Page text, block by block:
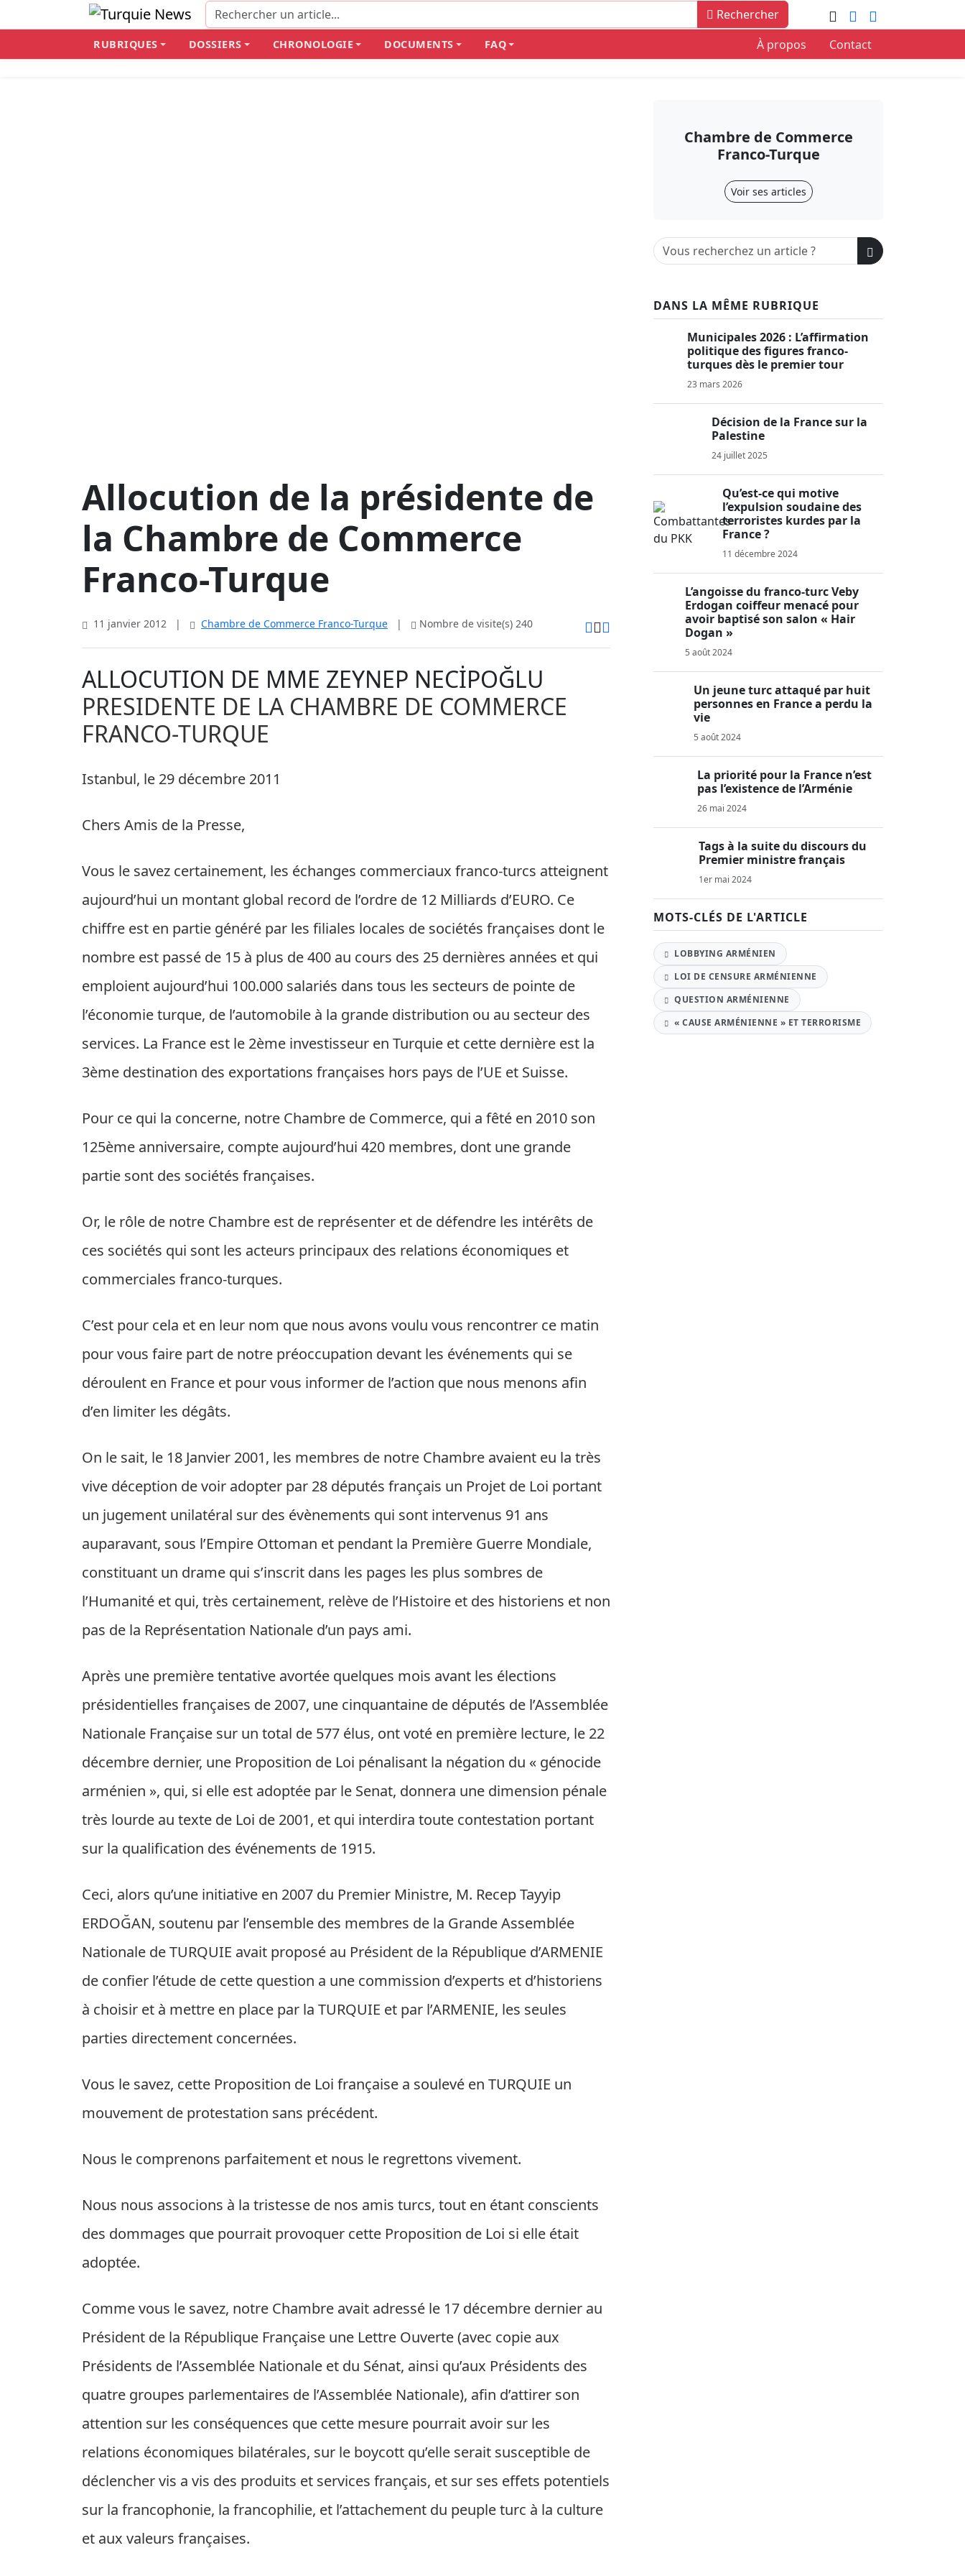
Rechercher
RUBRIQUES DOSSIERS CHRONOLOGIE DOCUMENTS FAQ À propos Contact
Allocution de la présidente de
la Chambre de Commerce
Franco-Turque
11 janvier 2012 | Chambre de Commerce Franco-Turque | Nombre de visite(s) 240
ALLOCUTION DE MME ZEYNEP NECİPOĞLU
PRESIDENTE DE LA CHAMBRE DE COMMERCE
FRANCO-TURQUE
Istanbul, le 29 décembre 2011
Chers Amis de la Presse,
Vous le savez certainement, les échanges commerciaux franco-turcs atteignent
aujourd’hui un montant global record de l’ordre de 12 Milliards d’EURO. Ce
chiffre est en partie généré par les filiales locales de sociétés françaises dont le
nombre est passé de 15 à plus de 400 au cours des 25 dernières années et qui
emploient aujourd’hui 100.000 salariés dans tous les secteurs de pointe de
l’économie turque, de l’automobile à la grande distribution ou au secteur des
services. La France est le 2ème investisseur en Turquie et cette dernière est la
3ème destination des exportations françaises hors pays de l’UE et Suisse.
Pour ce qui la concerne, notre Chambre de Commerce, qui a fêté en 2010 son
125ème anniversaire, compte aujourd’hui 420 membres, dont une grande
partie sont des sociétés françaises.
Or, le rôle de notre Chambre est de représenter et de défendre les intérêts de
ces sociétés qui sont les acteurs principaux des relations économiques et
commerciales franco-turques.
C’est pour cela et en leur nom que nous avons voulu vous rencontrer ce matin
pour vous faire part de notre préoccupation devant les événements qui se
déroulent en France et pour vous informer de l’action que nous menons afin
d’en limiter les dégâts.
On le sait, le 18 Janvier 2001, les membres de notre Chambre avaient eu la très
vive déception de voir adopter par 28 députés français un Projet de Loi portant
un jugement unilatéral sur des évènements qui sont intervenus 91 ans
auparavant, sous l’Empire Ottoman et pendant la Première Guerre Mondiale,
constituant un drame qui s’inscrit dans les pages les plus sombres de
l’Humanité et qui, très certainement, relève de l’Histoire et des historiens et non
pas de la Représentation Nationale d’un pays ami.
Après une première tentative avortée quelques mois avant les élections
présidentielles françaises de 2007, une cinquantaine de députés de l’Assemblée
Nationale Française sur un total de 577 élus, ont voté en première lecture, le 22
décembre dernier, une Proposition de Loi pénalisant la négation du « génocide
arménien », qui, si elle est adoptée par le Senat, donnera une dimension pénale
très lourde au texte de Loi de 2001, et qui interdira toute contestation portant
sur la qualification des événements de 1915.
Ceci, alors qu’une initiative en 2007 du Premier Ministre, M. Recep Tayyip
ERDOĞAN, soutenu par l’ensemble des membres de la Grande Assemblée
Nationale de TURQUIE avait proposé au Président de la République d’ARMENIE
de confier l’étude de cette question a une commission d’experts et d’historiens
à choisir et à mettre en place par la TURQUIE et par l’ARMENIE, les seules
parties directement concernées.
Vous le savez, cette Proposition de Loi française a soulevé en TURQUIE un
mouvement de protestation sans précédent.
Nous le comprenons parfaitement et nous le regrettons vivement.
Nous nous associons à la tristesse de nos amis turcs, tout en étant conscients
des dommages que pourrait provoquer cette Proposition de Loi si elle était
adoptée.
Comme vous le savez, notre Chambre avait adressé le 17 décembre dernier au
Président de la République Française une Lettre Ouverte (avec copie aux
Présidents de l’Assemblée Nationale et du Sénat, ainsi qu’aux Présidents des
quatre groupes parlementaires de l’Assemblée Nationale), afin d’attirer son
attention sur les conséquences que cette mesure pourrait avoir sur les
relations économiques bilatérales, sur le boycott qu’elle serait susceptible de
déclencher vis a vis des produits et services français, et sur ses effets potentiels
sur la francophonie, la francophilie, et l’attachement du peuple turc à la culture
et aux valeurs françaises.
Chambre de Commerce
Franco-Turque
Voir ses articles
DANS LA MÊME RUBRIQUE
Municipales 2026 : L’affirmation
politique des figures franco-
turques dès le premier tour
23 mars 2026
Décision de la France sur la
Palestine
24 juillet 2025
Qu’est-ce qui motive
l’expulsion soudaine des
terroristes kurdes par la
France ?
11 décembre 2024
L’angoisse du franco-turc Veby
Erdogan coiffeur menacé pour
avoir baptisé son salon « Hair
Dogan »
5 août 2024
Un jeune turc attaqué par huit
personnes en France a perdu la
vie
5 août 2024
La priorité pour la France n’est
pas l’existence de l’Arménie
26 mai 2024
Tags à la suite du discours du
Premier ministre français
1er mai 2024
MOTS-CLÉS DE L'ARTICLE
LOBBYING ARMÉNIEN
LOI DE CENSURE ARMÉNIENNE
QUESTION ARMÉNIENNE
« CAUSE ARMÉNIENNE » ET TERRORISME